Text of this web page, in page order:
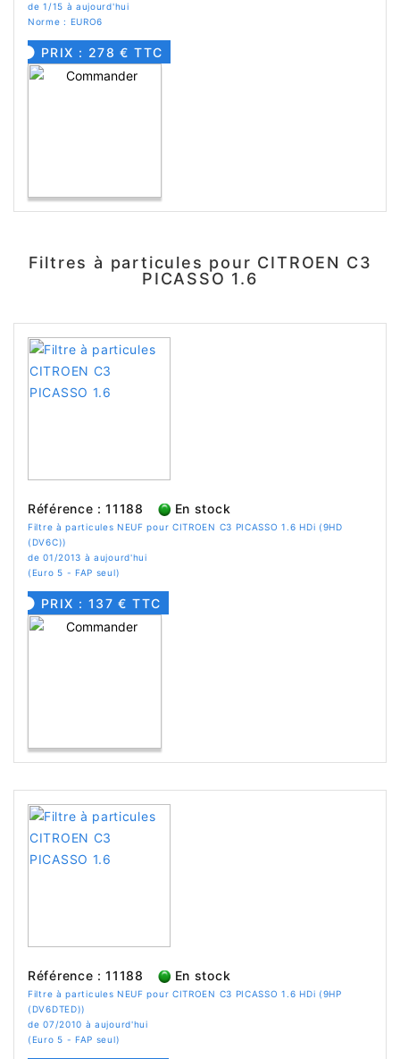
de 1/15 à aujourd'hui
Norme : EURO6
PRIX : 278 € TTC
Filtres à particules pour CITROEN C3
PICASSO 1.6
Référence : 11188 En stock
Filtre à particules NEUF pour CITROEN C3 PICASSO 1.6 HDi (9HD
(DV6C))
de 01/2013 à aujourd'hui
(Euro 5 - FAP seul)
PRIX : 137 € TTC
Référence : 11188 En stock
Filtre à particules NEUF pour CITROEN C3 PICASSO 1.6 HDi (9HP
(DV6DTED))
de 07/2010 à aujourd'hui
(Euro 5 - FAP seul)